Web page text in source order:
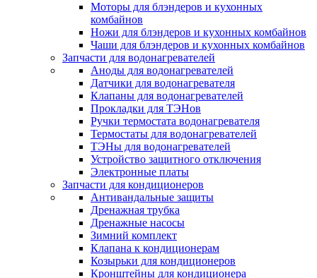
Моторы для блэндеров и кухонных
комбайнов
Ножи для блэндеров и кухонных комбайнов
Чаши для блэндеров и кухонных комбайнов
Запчасти для водонагревателей
Аноды для водонагревателей
Датчики для водонагревателя
Клапаны для водонагревателей
Прокладки для ТЭНов
Ручки термостата водонагревателя
Термостаты для водонагревателей
ТЭНы для водонагревателей
Устройство защитного отключения
Электронные платы
Запчасти для кондиционеров
Антивандальные защиты
Дренажная трубка
Дренажные насосы
Зимний комплект
Клапана к кондиционерам
Козырьки для кондиционеров
Кронштейны для кондиционера